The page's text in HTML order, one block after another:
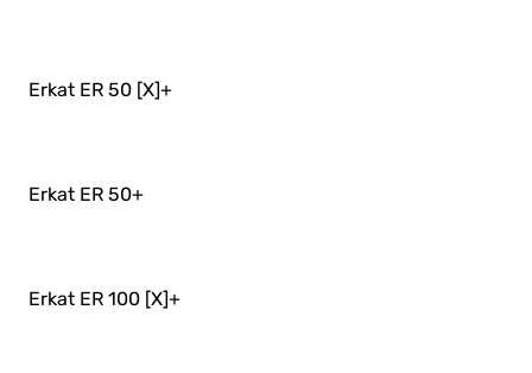
Erkat ER 50 [X]+
Erkat ER 50+
Erkat ER 100 [X]+